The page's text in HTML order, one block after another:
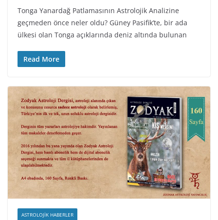
Tonga Yanardağ Patlamasının Astrolojik Analizine
geçmeden önce neler oldu? Güney Pasifik’te, bir ada
ülkesi olan Tonga açıklarında deniz altında bulunan
Read More
ASTROLOJIK HABERLER